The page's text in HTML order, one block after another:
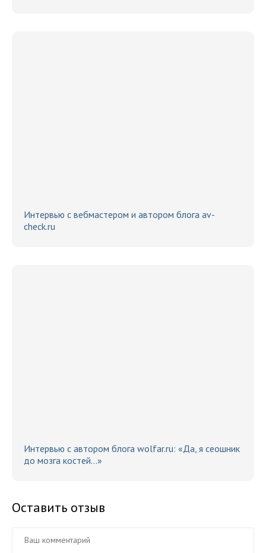
Интервью с вебмастером и автором блога av-
check.ru
Интервью с автором блога wolfar.ru: «Да, я сеошник
до мозга костей…»
Оставить отзыв